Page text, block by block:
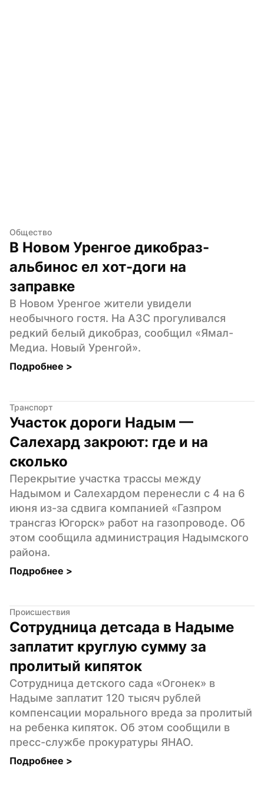
Общество
В Новом Уренгое дикобраз-
альбинос ел хот-доги на
заправке
В Новом Уренгое жители увидели
необычного гостя. На АЗС прогуливался
редкий белый дикобраз, сообщил «Ямал-
Медиа. Новый Уренгой».
Подробнее >
Транспорт
Участок дороги Надым —
Салехард закроют: где и на
сколько
Перекрытие участка трассы между
Надымом и Салехардом перенесли с 4 на 6
июня из-за сдвига компанией «Газпром
трансгаз Югорск» работ на газопроводе. Об
этом сообщила администрация Надымского
района.
Подробнее >
Происшествия
Сотрудница детсада в Надыме
заплатит круглую сумму за
пролитый кипяток
Сотрудница детского сада «Огонек» в
Надыме заплатит 120 тысяч рублей
компенсации морального вреда за пролитый
на ребенка кипяток. Об этом сообщили в
пресс-службе прокуратуры ЯНАО.
Подробнее >